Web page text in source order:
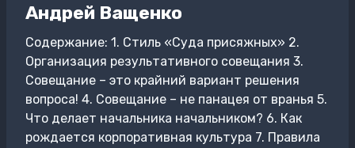
Андрей Ващенко
Содержание: 1. Стиль «Суда присяжных» 2.
Организация результативного совещания 3.
Совещание – это крайний вариант решения
вопроса! 4. Совещание – не панацея от вранья 5.
Что делает начальника начальником? 6. Как
рождается корпоративная культура 7. Правила